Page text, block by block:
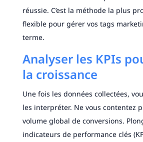
réussie. C’est la méthode la plus
flexible pour gérer vos tags
terme.
Analyser les KPIs
la croissance
Une fois les données collectées,
les interpréter. Ne vous contentez
volume global de conversions.
indicateurs de performance clés